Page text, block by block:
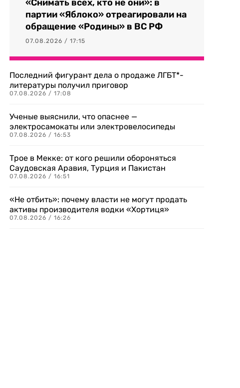
«Снимать всех, кто не они»: в
партии «Яблоко» отреагировали на
обращение «Родины» в ВС РФ
07.08.2026 / 17:15
Последний фигурант дела о продаже ЛГБТ*-
литературы получил приговор
07.08.2026 / 17:08
Ученые выяснили, что опаснее —
электросамокаты или электровелосипеды
07.08.2026 / 16:53
Трое в Мекке: от кого решили обороняться
Саудовская Аравия, Турция и Пакистан
07.08.2026 / 16:51
«Не отбить»: почему власти не могут продать
активы производителя водки «Хортиця»
07.08.2026 / 16:26